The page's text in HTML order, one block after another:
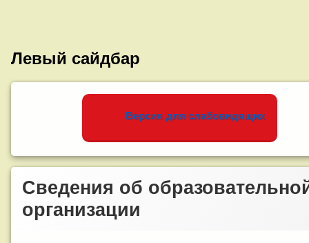
Левый сайдбар
Версия для слабовидящих
Сведения об
организации